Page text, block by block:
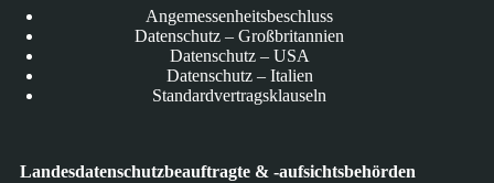
Angemessenheitsbeschluss
Datenschutz – Großbritannien
Datenschutz – USA
Datenschutz – Italien
Standardvertragsklauseln
Landesdatenschutzbeauftragte & -aufsichtsbehörden